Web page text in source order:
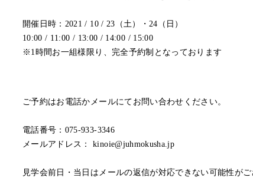
開催日時：2021 / 10 / 23（土）・24（日）
10:00 / 11:00 / 13:00 / 14:00 / 15:00
※1時間お一組様限り、完全予約制となっております
ご予約はお電話かメールにてお問い合わせください。
電話番号：075-933-3346
メールアドレス： kinoie@juhmokusha.jp
見学会前日・当日はメールの返信が対応できない可能性が